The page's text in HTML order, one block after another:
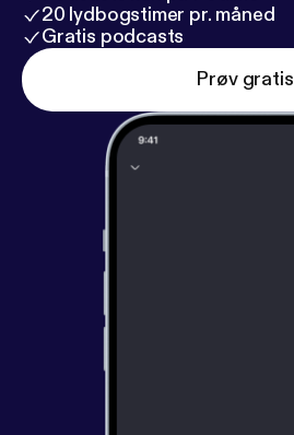
20 lydbogstimer pr. måned
Gratis podcasts
Prøv gratis